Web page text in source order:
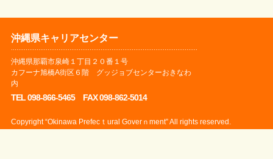
沖縄県キャリアセンター
沖縄県那覇市泉崎１丁目２０番１号
カフーナ旭橋A街区６階 グッジョブセンターおきなわ
内
TEL 098-866-5465 FAX 098-862-5014
Copyright “Okinawa Prefecｔural Goverｎment” All rights reserved.